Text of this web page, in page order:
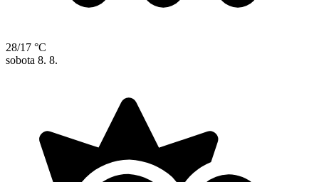
28/17 °C
sobota 8. 8.